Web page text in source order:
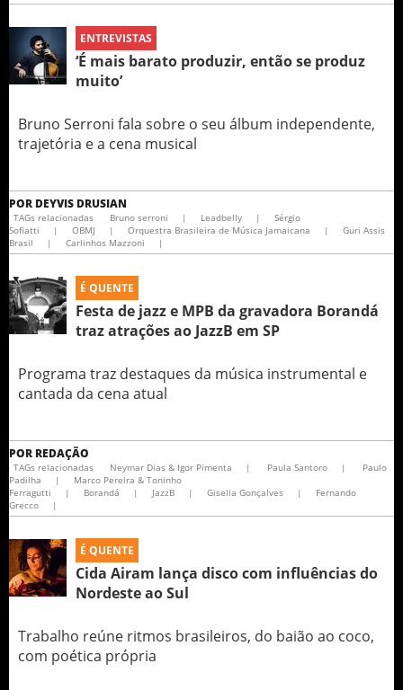
ENTREVISTAS
‘É mais barato produzir, então se produz
muito’
Bruno Serroni fala sobre o seu álbum independente,
trajetória e a cena musical
POR DEYVIS DRUSIAN
TAGs relacionadas Bruno serroni | Leadbelly |
Sérgio
Sofiatti
| OBMJ | Orquestra Brasileira de Música Jamaicana |
Guri Assis
Brasil
| Carlinhos Mazzoni |
É QUENTE
Festa de jazz e MPB da gravadora Borandá
traz atrações ao JazzB em SP
Programa traz destaques da música instrumental e
cantada da cena atual
POR REDAÇÃO
TAGs relacionadas Neymar Dias & Igor Pimenta | Paula Santoro |
Paulo
Padilha
|
Marco Pereira & Toninho
Ferragutti
| Borandá | JazzB | Gisella Gonçalves |
Fernando
Grecco
|
É QUENTE
Cida Airam lança disco com influências do
Nordeste ao Sul
Trabalho reúne ritmos brasileiros, do baião ao coco,
com poética própria